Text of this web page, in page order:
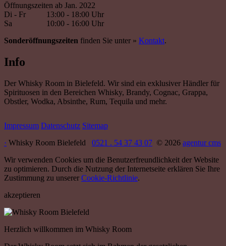
Öffnungszeiten ab Jan. 2022
Di - Fr
13:00 - 18:00 Uhr
Sa
10:00 - 16:00 Uhr
Sonderöffnungszeiten finden Sie unter » Kontakt.
Info
Der Whisky Room in Bielefeld. Wir sind ein exklusiver Händler für
Spirituosen in den Bereichen Whisky, Brandy, Cognac, Grappa,
Obstler, Wodka, Absinthe, Rum, Tequila und mehr.
Impressum Datenschutz Sitemap
· Whisky Room Bielefeld 0521 . 54 37 43 07 © 2026 agentur cms
Wir verwenden Cookies um die Benutzerfreundlichkeit der Website
zu optimieren. Durch die Nutzung der Internetseite erklären Sie Ihre
Zustimmung zu unserer Cookie-Richtlinie.
akzeptieren
Herzlich willkommen im Whisky Room